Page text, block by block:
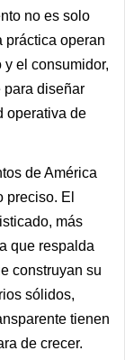
no es solo
práctica operan
el consumidor,
para diseñar
operativa de
de América
preciso. El
más
que respalda
construyan su
sólidos,
tienen
de crecer.